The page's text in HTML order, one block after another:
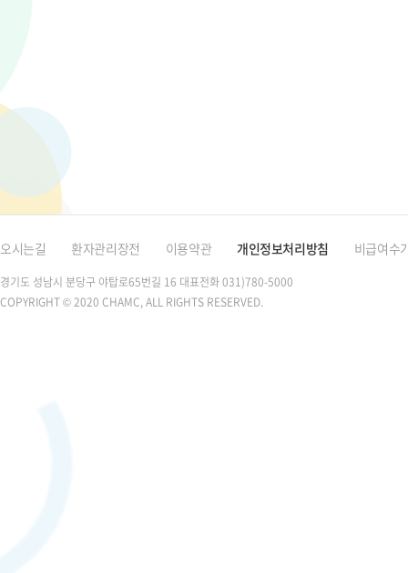
오시는길 환자관리장전 이용약관 개인정보처리방침 비급여수
경기도 성남시 분당구 야탑로65번길 16 대표전화 031)780-5000
COPYRIGHT © 2020 CHAMC, ALL RIGHTS RESERVED.